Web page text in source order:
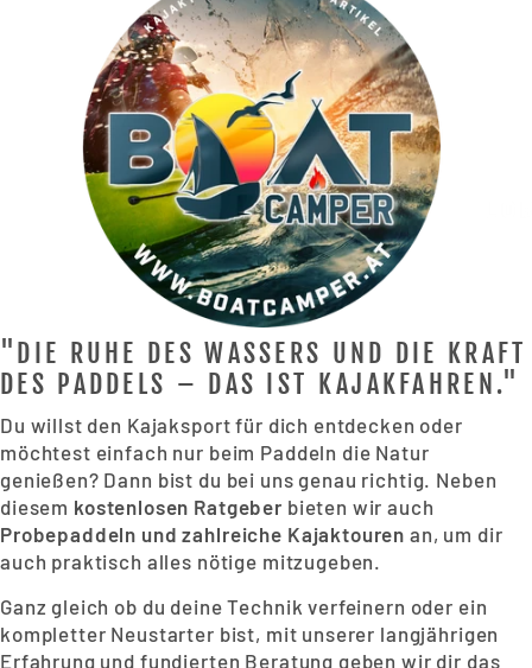
"DIE RUHE DES WASSERS UND DIE KRAFT
DES PADDELS – DAS IST KAJAKFAHREN."
Du willst den Kajaksport für dich entdecken oder
möchtest einfach nur beim Paddeln die Natur
genießen? Dann bist du bei uns genau richtig. Neben
diesem kostenlosen Ratgeber bieten wir auch
Probepaddeln und zahlreiche Kajaktouren an, um dir
auch praktisch alles nötige mitzugeben.
Ganz gleich ob du deine Technik verfeinern oder ein
kompletter Neustarter bist, mit unserer langjährigen
Erfahrung und fundierten Beratung geben wir dir das